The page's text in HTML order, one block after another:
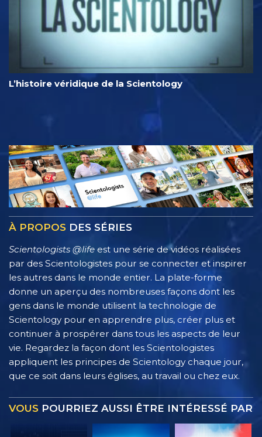
L’histoire véridique de la Scientology
À PROPOS DES SÉRIES
Scientologists @life est une série de vidéos réalisées
par des Scientologistes pour se connecter et inspirer
les autres dans le monde entier. La plate-forme
donne un aperçu des nombreuses façons dont les
gens dans le monde utilisent la technologie de
Scientology pour en apprendre plus, créer plus et
continuer à prospérer dans tous les aspects de leur
vie. Regardez la façon dont les Scientologistes
appliquent les principes de Scientology chaque jour,
que ce soit dans leurs églises, au travail ou chez eux.
VOUS POURRIEZ AUSSI ÊTRE INTÉRESSÉ PAR